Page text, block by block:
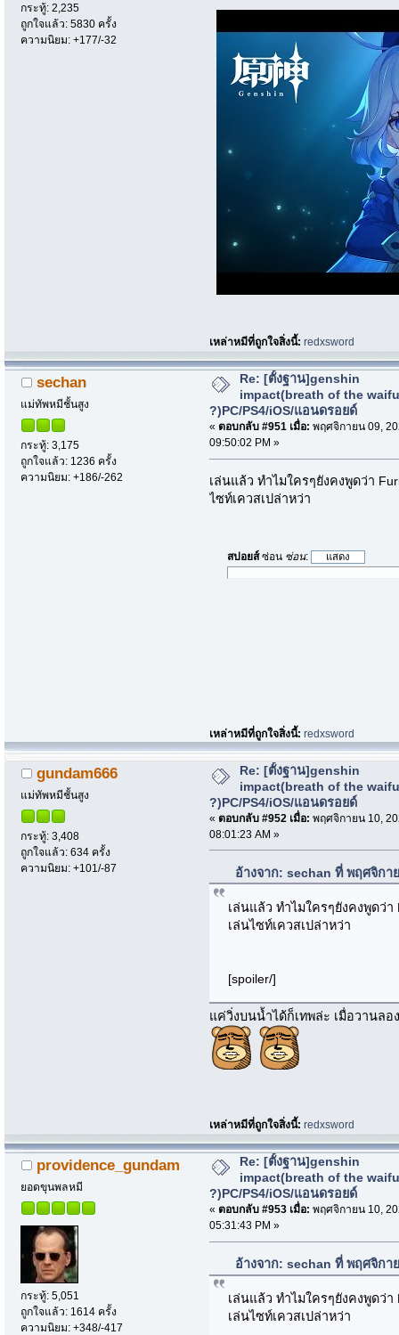
กระทู้: 2,235
ถูกใจแล้ว: 5830 ครั้ง
ความนิยม: +177/-32
เหล่าหมีที่ถูกใจสิ่งนี้:redxsword
sechan
แม่ทัพหมีชั้นสูง
กระทู้: 3,175
ถูกใจแล้ว: 1236 ครั้ง
ความนิยม: +186/-262
Re: [ตั้งฐาน]genshin
impact(breath of the waifu
?)PC/PS4/iOS/แอนดรอยด์
« ตอบกลับ #951 เมื่อ: พฤศจิกายน 09,
09:50:02 PM »
เล่นแล้ว ทำไมใครๆยังคงพูดว่า
ไซท์เควสเปล่าหว่า
สปอยส์ซ่อน ซ่อน:
เหล่าหมีที่ถูกใจสิ่งนี้:redxsword
gundam666
แม่ทัพหมีชั้นสูง
กระทู้: 3,408
ถูกใจแล้ว: 634 ครั้ง
ความนิยม: +101/-87
Re: [ตั้งฐาน]genshin
impact(breath of the waifu
?)PC/PS4/iOS/แอนดรอยด์
« ตอบกลับ #952 เมื่อ: พฤศจิกายน 10,
08:01:23 AM »
อ้างจาก: sechan ที่ พฤศจิกา
เล่นแล้ว ทำไมใครๆยังคงพูดว่
เล่นไซท์เควสเปล่าหว่า
[spoiler/]
แค่วิ่งบนน้ำได้ก็เทพล่ะ เมื่อวานลอ
เหล่าหมีที่ถูกใจสิ่งนี้:redxsword
providence_gundam
ยอดขุนพลหมี
กระทู้: 5,051
ถูกใจแล้ว: 1614 ครั้ง
ความนิยม: +348/-417
Re: [ตั้งฐาน]genshin
impact(breath of the waifu
?)PC/PS4/iOS/แอนดรอยด์
« ตอบกลับ #953 เมื่อ: พฤศจิกายน 10,
05:31:43 PM »
อ้างจาก: sechan ที่ พฤศจิกา
เล่นแล้ว ทำไมใครๆยังคงพูดว่
เล่นไซท์เควสเปล่าหว่า